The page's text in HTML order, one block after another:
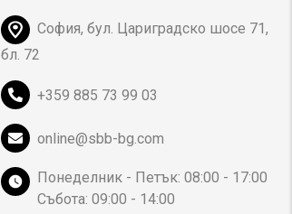
София, бул. Цариградско шосе 71,
бл. 72
+359 885 73 99 03
online@sbb-bg.com
Понеделник - Петък: 08:00 - 17:00
Събота: 09:00 - 14:00